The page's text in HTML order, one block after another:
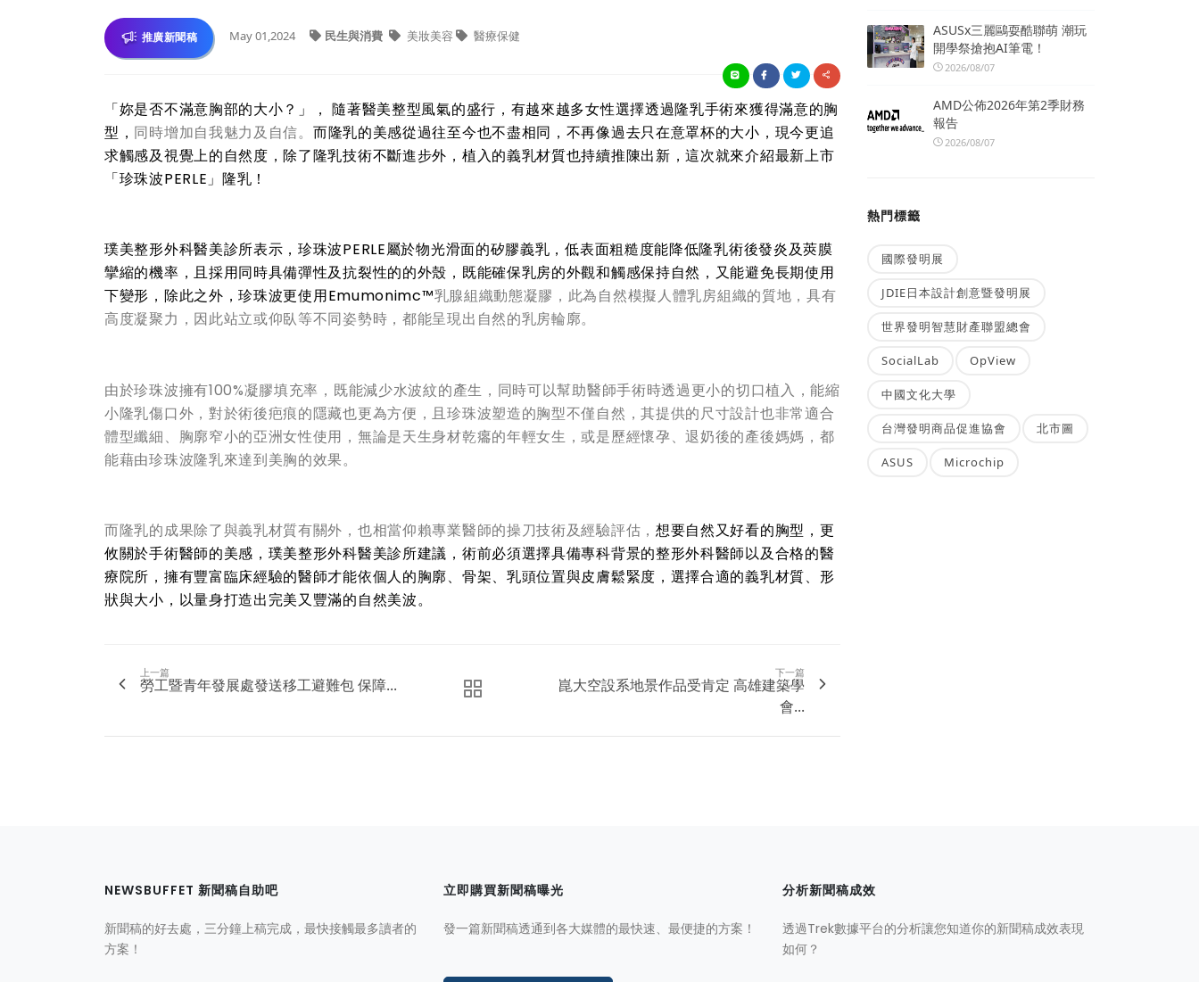
推廣新聞稿 May 01,2024 民生與消費 美妝美容 醫療保健
「妳是否不滿意胸部的大小？」， 隨著醫美整型風氣的盛行，有越來越多女性選擇透過隆乳手術來獲得滿意的胸
型， 同時增加自我魅力及自信。 而隆乳的美感從過往至今也不盡相同，不再像過去只在意罩杯的大小，現今更追
求觸感及視覺上的自然度，除了隆乳技術不斷進步外，植入的義乳材質也持續推陳出新，這次就來介紹最新上市
「珍珠波PERLE」隆乳！
璞美整形外科醫美診所表示，珍珠波PERLE屬於物光滑面的矽膠義乳，低表面粗糙度能降低隆乳術後發炎及莢膜
攣縮的機率，且採用同時具備彈性及抗裂性的的外殼，既能確保乳房的外觀和觸感保持自然，又能避免長期使用
下變形，除此之外，珍珠波更使用Emumonimc™乳腺組織動態凝膠，此為自然模擬人體乳房組織的質地，具有
高度凝聚力，因此站立或仰臥等不同姿勢時，都能呈現出自然的乳房輪廓。
由於珍珠波擁有100%凝膠填充率，既能減少水波紋的產生，同時可以幫助醫師手術時透過更小的切口植入，能縮
小隆乳傷口外，對於術後疤痕的隱藏也更為方便，且珍珠波塑造的胸型不僅自然，其提供的尺寸設計也非常適合
體型纖細、胸廓窄小的亞洲女性使用，無論是天生身材乾癟的年輕女生，或是歷經懷孕、退奶後的產後媽媽，都
能藉由珍珠波隆乳來達到美胸的效果。
而隆乳的成果除了與義乳材質有關外，也相當仰賴專業醫師的操刀技術及經驗評估， 想要自然又好看的胸型，更
攸關於手術醫師的美感，璞美整形外科醫美診所建議，術前必須選擇具備專科背景的整形外科醫師以及合格的醫
療院所，擁有豐富臨床經驗的醫師才能依個人的胸廓、骨架、乳頭位置與皮膚鬆緊度，選擇合適的義乳材質、形
狀與大小，以量身打造出完美又豐滿的自然美波。
上一篇
勞工暨青年發展處發送移工避難包 保障...
下一篇
崑大空設系地景作品受肯定 高雄建築學
會...
ASUSx三麗鷗耍酷聯萌 潮玩
開學祭搶抱AI筆電！
2026/08/07
AMD公佈2026年第2季財務
報告
2026/08/07
熱門標籤
國際發明展
JDIE日本設計創意暨發明展
世界發明智慧財產聯盟總會
SocialLab OpView
中國文化大學
台灣發明商品促進協會 北市圖
ASUS Microchip
NEWSBUFFET 新聞稿自助吧
新聞稿的好去處，三分鐘上稿完成，最快接觸最多讀者的
方案！
立即購買新聞稿曝光
發一篇新聞稿透通到各大媒體的最快速、最便捷的方案！
分析新聞稿成效
透過Trek數據平台的分析讓您知道你的新聞稿成效表現
如何？